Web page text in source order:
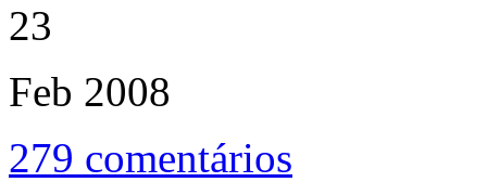
23
Feb 2008
279 comentários